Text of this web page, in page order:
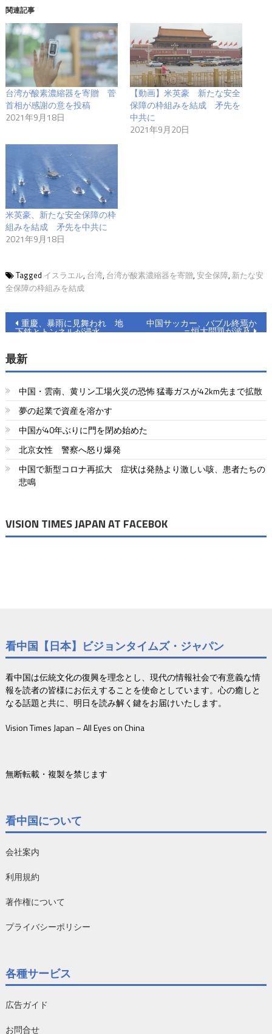
関連記事
台湾が酸素濃縮器を寄贈 菅
首相が感謝の意を投稿
2021年9月18日
【動画】米英豪 新たな安全
保障の枠組みを結成 矛先を
中共に
2021年9月20日
米英豪、新たな安全保障の枠
組みを結成 矛先を中共に
2021年9月18日
Tagged イスラエル, 台湾, 台湾が酸素濃縮器を寄贈, 安全保障, 新たな安
全保障の枠組みを結成
投
ナ
ビ
ゲ
ー
シ
ョ
重慶、暴雨に見舞われ 地
下鉄とトンネルが浸水
中国サッカー、バブル終焉か
＝恒大問題が波及
最新
中国・雲南、黄リン工場火災の恐怖 猛毒ガスが42km先まで拡散
夢の起業で資産を溶かす
中国が40年ぶりに門を閉め始めた
北京女性 警察へ怒り爆発
中国で新型コロナ再拡大 症状は発熱より激しい咳、患者たちの
悲鳴
VISION TIMES JAPAN AT FACEBOK
看中国【日本】ビジョンタイムズ・ジャパン
看中国は伝統文化の復興を理念とし、現代の情報社会で有意義な情
報を読者の皆様にお伝えすることを使命としています。心の癒しと
なる話題と共に、明日を読み解く鍵をお届けいたします。
Vision Times Japan – All Eyes on China
無断転載・複製を禁じます
看中国について
会社案内
利用規約
著作権について
プライバシーポリシー
各種サービス
広告ガイド
お問合せ